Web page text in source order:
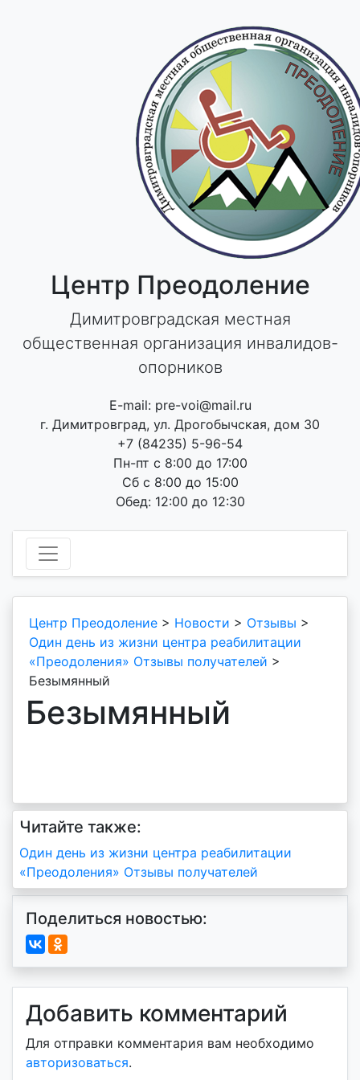
Центр Преодоление
Димитровградская местная
общественная организация инвалидов-
опорников
E-mail: pre-voi@mail.ru
г. Димитровград, ул. Дрогобычская, дом 30
+7 (84235) 5-96-54
Пн-пт с 8:00 до 17:00
Сб с 8:00 до 15:00
Обед: 12:00 до 12:30
Центр Преодоление > Новости > Отзывы >
Один день из жизни центра реабилитации
«Преодоления» Отзывы получателей >
Безымянный
Безымянный
Читайте также:
Навигация
по
записям
Один день из жизни центра реабилитации
«Преодоления» Отзывы получателей
Поделиться новостью:
Добавить комментарий
Для отправки комментария вам необходимо
авторизоваться.